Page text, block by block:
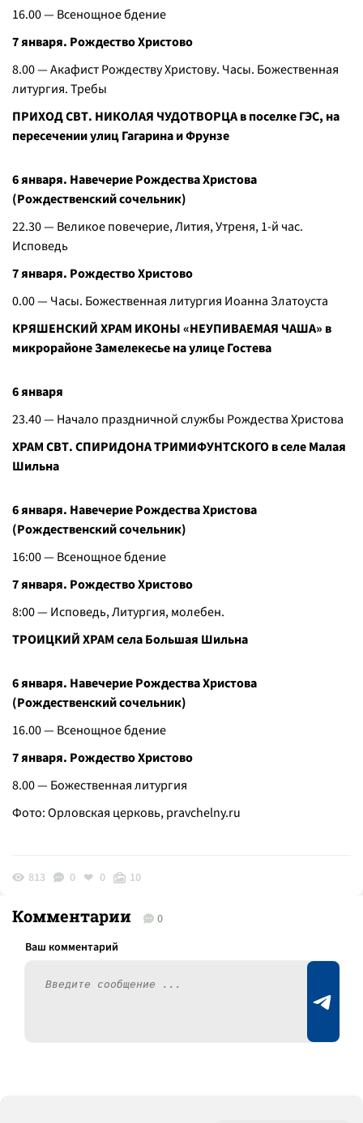
16.00 — Всенощное бдение
7 января. Рождество Христово
8.00 — Акафист Рождеству Христову. Часы. Божественная
литургия. Требы
ПРИХОД СВТ. НИКОЛАЯ ЧУДОТВОРЦА в поселке ГЭС, на
пересечении улиц Гагарина и Фрунзе
6 января. Навечерие Рождества Христова
(Рождественский сочельник)
22.30 — Великое повечерие, Лития, Утреня, 1-й час.
Исповедь
7 января. Рождество Христово
0.00 — Часы. Божественная литургия Иоанна Златоуста
КРЯШЕНСКИЙ ХРАМ ИКОНЫ «НЕУПИВАЕМАЯ ЧАША» в
микрорайоне Замелекесье на улице Гостева
6 января
23.40 — Начало праздничной службы Рождества Христова
ХРАМ СВТ. СПИРИДОНА ТРИМИФУНТСКОГО в селе Малая
Шильна
6 января. Навечерие Рождества Христова
(Рождественский сочельник)
16:00 — Всенощное бдение
7 января. Рождество Христово
8:00 — Исповедь, Литургия, молебен.
ТРОИЦКИЙ ХРАМ села Большая Шильна
6 января. Навечерие Рождества Христова
(Рождественский сочельник)
16.00 — Всенощное бдение
7 января. Рождество Христово
8.00 — Божественная литургия
Фото: Орловская церковь,pravchelny.ru
813 0 0 10
Комментарии 0